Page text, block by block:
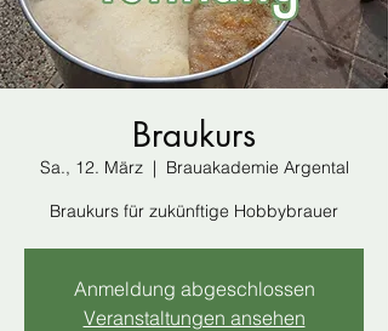
Braukurs
Sa., 12. März
  |
Brauakademie Argental
Braukurs für zukünftige Hobbybrauer
Anmeldung abgeschlossen
Veranstaltungen ansehen